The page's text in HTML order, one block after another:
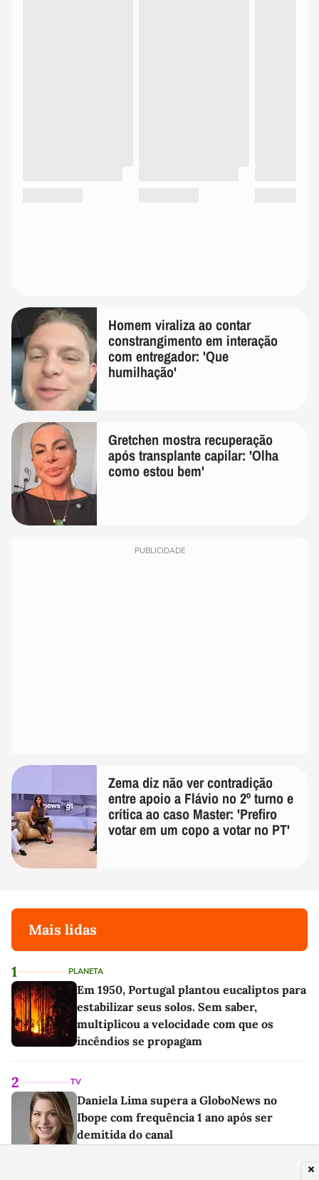
Homem viraliza ao contar
constrangimento em interação
com entregador: 'Que
humilhação'
Gretchen mostra recuperação
após transplante capilar: 'Olha
como estou bem'
PUBLICIDADE
Zema diz não ver contradição
entre apoio a Flávio no 2º turno e
crítica ao caso Master: 'Prefiro
votar em um copo a votar no PT'
Mais lidas
1 PLANETA
Em 1950, Portugal plantou eucaliptos para
estabilizar seus solos. Sem saber,
multiplicou a velocidade com que os
incêndios se propagam
2 TV
Daniela Lima supera a GloboNews no
Ibope com frequência 1 ano após ser
demitida do canal